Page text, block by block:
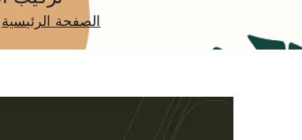
الصفحة الرئيسية